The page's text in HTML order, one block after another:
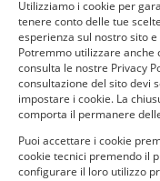
Utilizziamo i cookie per
tenere conto delle tue
esperienza sul nostro sito
Potremmo utilizzare anche
consulta le nostre Privacy
consultazione del sito devi
impostare i cookie. La
comporta il permanere
Puoi accettare i cookie
cookie tecnici premendo il
configurare il loro utilizzo